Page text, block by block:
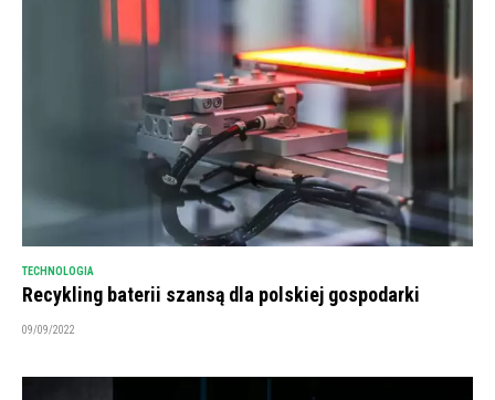
TECHNOLOGIA
Recykling baterii szansą dla polskiej gospodarki
09/09/2022